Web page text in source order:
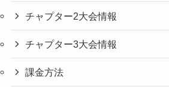
チャプター2大会情報
チャプター3大会情報
課金方法